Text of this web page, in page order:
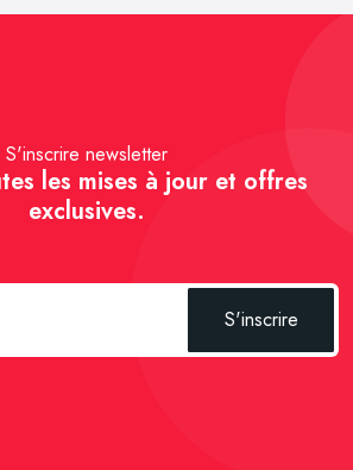
S'inscrire newsletter
les mises à jour et offres
exclusives.
S'inscrire